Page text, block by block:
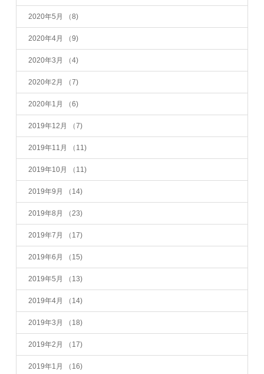
2020年5月 （8)
2020年4月 （9)
2020年3月 （4)
2020年2月 （7)
2020年1月 （6)
2019年12月 （7)
2019年11月 （11)
2019年10月 （11)
2019年9月 （14)
2019年8月 （23)
2019年7月 （17)
2019年6月 （15)
2019年5月 （13)
2019年4月 （14)
2019年3月 （18)
2019年2月 （17)
2019年1月 （16)